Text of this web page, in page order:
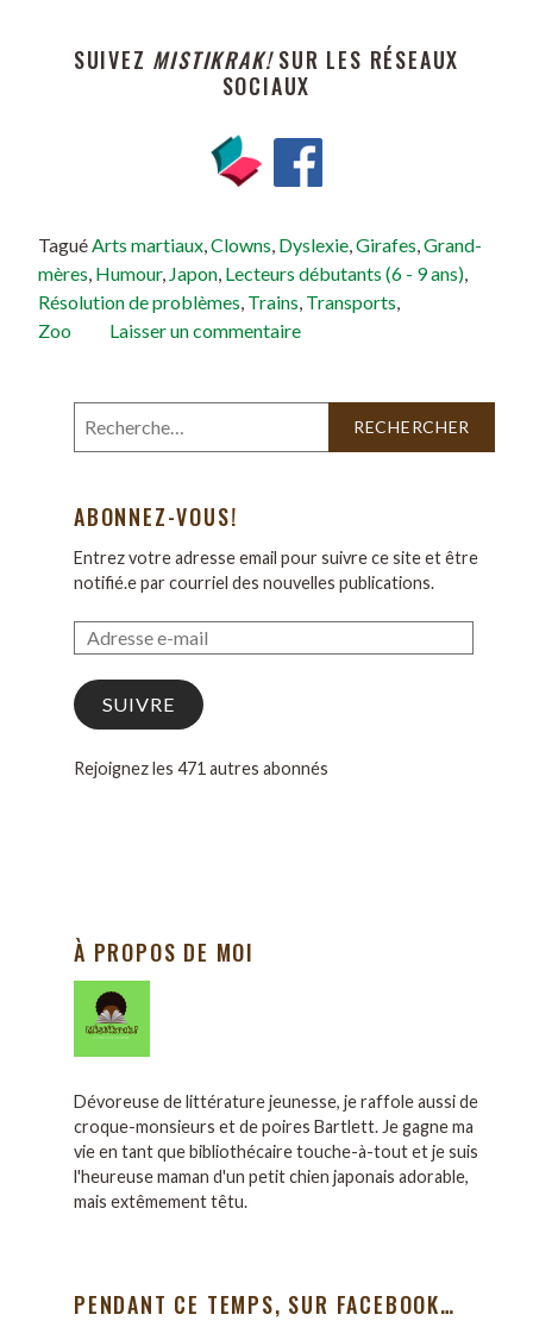
SUIVEZ MISTIKRAK!SUR LES RÉSEAUX
SOCIAUX
Tagué Arts martiaux Clowns Dyslexie Girafes Grand-
mères Humour, Japon Lecteurs débutants (6 - 9 ans)
Résolution de problèmes Trains Transports
Zoo
Laisser un commentaire
ABONNEZ-VOUS!
Entrez votre adresse email pour suivre ce site et être
notifié.e par courriel des nouvelles publications.
SUIVRE
Rejoignez les 471 autres abonnés
À PROPOS DE MOI
Dévoreuse de littérature jeunesse, je raffole aussi de
croque-monsieurs et de poires Bartlett. Je gagne ma
vie en tant que bibliothécaire touche-à-tout et je suis
l'heureuse maman d'un petit chien japonais adorable,
mais extêmement têtu.
PENDANT CE TEMPS, SUR FACEBOOK…